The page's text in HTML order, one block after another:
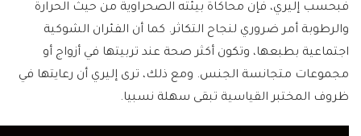
فبحسب إليري، فإن محاكاة بيئته الصحراوية من حيث الحرارة
والرطوبة أمر ضروري لنجاح التكاثر. كما أن الفئران الشوكية
اجتماعية بطبعها، وتكون أكثر صحة عند تربيتها في أزواج أو
مجموعات متجانسة الجنس. ومع ذلك، ترى إليري أن رعايتها في
ظروف المختبر القياسية تبقى سهلة نسبيا.